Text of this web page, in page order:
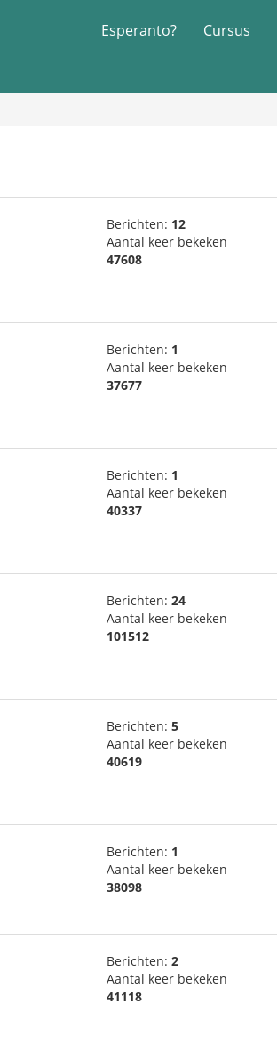
Esperanto? Cursus
Berichten: 12
Aantal keer bekeken
47608
Berichten: 1
Aantal keer bekeken
37677
Berichten: 1
Aantal keer bekeken
40337
Berichten: 24
Aantal keer bekeken
101512
Berichten: 5
Aantal keer bekeken
40619
Berichten: 1
Aantal keer bekeken
38098
Berichten: 2
Aantal keer bekeken
41118